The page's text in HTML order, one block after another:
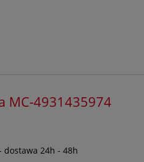
MC-4931435974
dostawa 24h - 48h